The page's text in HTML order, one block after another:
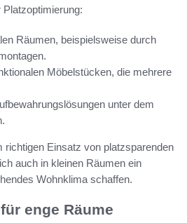
Platzoptimierung:
Räumen, beispielsweise durch
Möbelstücken, die mehrere
unter dem
richtigen Einsatz von platzsparenden
auch in kleinen Räumen ein
Wohnklima schaffen.
enge Räume